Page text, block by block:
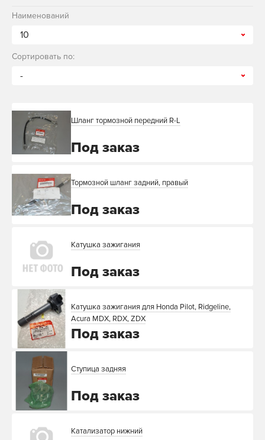
Наименований
10
Сортировать по:
-
Шланг тормозной передний R-L
Под заказ
Тормозной шланг задний, правый
Под заказ
Катушка зажигания
Под заказ
Катушка зажигания для Honda Pilot, Ridgeline,
Acura MDX, RDX, ZDX
Под заказ
Ступица задняя
Под заказ
Катализатор нижний